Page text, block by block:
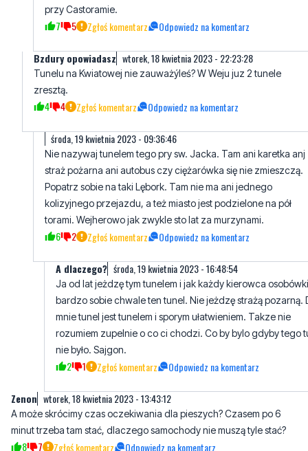
przy Castoramie.
7 5 Zgłoś komentarz Odpowiedz na komentarz
Bzdury opowiadasz wtorek, 18 kwietnia 2023 - 22:23:28
Tunelu na Kwiatowej nie zauważýleś? W Weju juz 2 tunele
zresztą.
4 4 Zgłoś komentarz Odpowiedz na komentarz
środa, 19 kwietnia 2023 - 09:36:46
Nie nazywaj tunelem tego pry sw. Jacka. Tam ani karetka anj
straż pożarna ani autobus czy ciężarówka się nie zmieszczą.
Popatrz sobie na taki Lębork. Tam nie ma ani jednego
kolizyjnego przejazdu, a też miasto jest podzielone na pół
torami. Wejherowo jak zwykle sto lat za murzynami.
6 2 Zgłoś komentarz Odpowiedz na komentarz
A dlaczego? środa, 19 kwietnia 2023 - 16:48:54
Ja od lat jeżdzę tym tunelem i jak każdy kierowca osobówki
bardzo sobie chwale ten tunel. Nie jeżdzę strażą pozarną.
mnie tunel jest tunelem i sporym ułatwieniem. Takze nie
rozumiem zupelnie o co ci chodzi. Co by bylo gdyby tego
nie było. Sajgon.
2 1 Zgłoś komentarz Odpowiedz na komentarz
Zenon wtorek, 18 kwietnia 2023 - 13:43:12
A może skrócimy czas oczekiwania dla pieszych? Czasem po 6
minut trzeba tam stać, dlaczego samochody nie muszą tyle stać?
8 7 Zgłoś komentarz Odpowiedz na komentarz